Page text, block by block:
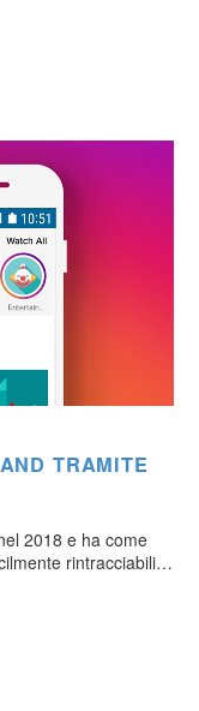
TRAMITE
2018 e ha come
rintracciabili…